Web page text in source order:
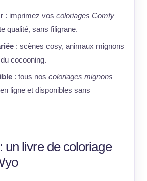
: imprimez voscoloriages Comfy
qualité, sans filigrane.
: scènes cosy, animaux mignons
cocooning.
: tous noscoloriages mignons
ligne et disponibles sans
un livre de coloriage